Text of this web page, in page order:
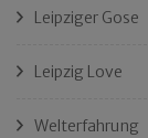
Leipziger Gose
Leipzig Love
Welterfahrung